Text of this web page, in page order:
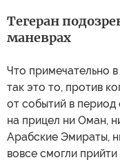
Тегеран
маневрах
Что примечательно
так это то, против
от событий в период
на прицел ни Оман,
Арабские Эмираты,
вовсе смогли